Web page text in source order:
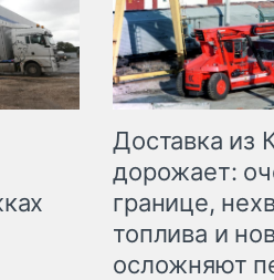
Доставка из
дорожает:
границе,
топлива и
осложняют